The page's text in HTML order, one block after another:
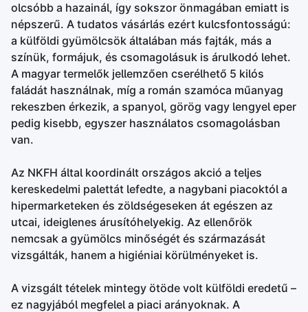
olcsóbb a hazainál, így sokszor önmagában emiatt is
népszerű. A tudatos vásárlás ezért kulcsfontosságú:
a külföldi gyümölcsök általában más fajták, más a
színük, formájuk, és csomagolásuk is árulkodó lehet.
A magyar termelők jellemzően cserélhető 5 kilós
faládát használnak, míg a román szamóca műanyag
rekeszben érkezik, a spanyol, görög vagy lengyel eper
pedig kisebb, egyszer használatos csomagolásban
van.
Az NKFH által koordinált országos akció a teljes
kereskedelmi palettát lefedte, a nagybani piacoktól a
hipermarketeken és zöldségeseken át egészen az
utcai, ideiglenes árusítóhelyekig. Az ellenőrök
nemcsak a gyümölcs minőségét és származását
vizsgálták, hanem a higiéniai körülményeket is.
A vizsgált tételek mintegy ötöde volt külföldi eredetű –
ez nagyjából megfelel a piaci arányoknak. A